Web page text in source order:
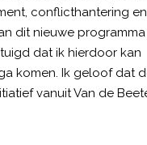
conflicthantering en
dit nieuwe programma
dat ik hierdoor kan
komen. Ik geloof dat
vanuit Van de